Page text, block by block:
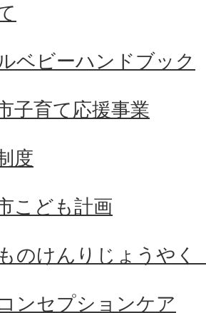
ベビーハンドブック
子育て応援事業
度
こども計画
のけんりじょうやく
ンセプションケア